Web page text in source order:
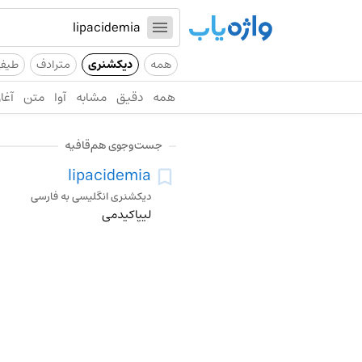
همه دیکشنری مترادف
همه دقیق مشابه آوا متن
جست‌وجوی هم‌قافیه
lipacidemia
دیکشنری انگلیسی به فارسی
لیپاکیدمی